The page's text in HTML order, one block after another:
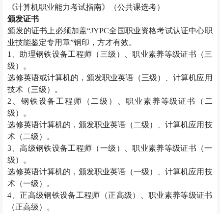
《计算机职业能力考试指南》（公共课选考）
颁发证书
颁发的证书上必须加盖“JYPC全国职业资格考试认证中心职
业技能鉴定专用章”钢印，方才有效。
1
、助理钢铁设备工程师（三级）、职业素养等级证书（三
级）。
选修英语或计算机的，颁发职业英语（三级）、计算机应用
技术（三级）。
2 、钢铁设备工程师（二级）、职业素养等级证书（二
级）。
选修英语计算机的，颁发职业英语（二级）、计算机应用技
术（二级）。
3 、高级钢铁设备工程师（一级）、职业素养等级证书（一
级）。
选修英语计算机的，颁发职业英语（一级）、计算机应用技
术（一级）。
4 、正高级钢铁设备工程师（正高级）、职业素养等级证书
（正高级）。